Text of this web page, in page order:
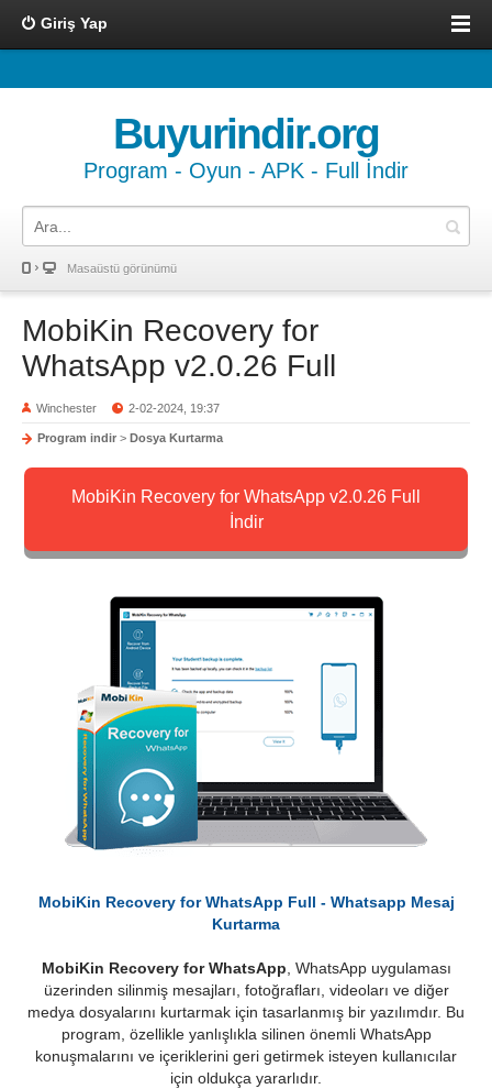
Giriş Yap
Buyurindir.org
Program - Oyun - APK - Full İndir
Masaüstü görünümü
MobiKin Recovery for
WhatsApp v2.0.26 Full
Winchester 2-02-2024, 19:37
Program indir > Dosya Kurtarma
MobiKin Recovery for WhatsApp v2.0.26 Full
İndir
MobiKin Recovery for WhatsApp Full - Whatsapp Mesaj
Kurtarma
MobiKin Recovery for WhatsApp , WhatsApp uygulaması
üzerinden silinmiş mesajları, fotoğrafları, videoları ve diğer
medya dosyalarını kurtarmak için tasarlanmış bir yazılımdır. Bu
program, özellikle yanlışlıkla silinen önemli WhatsApp
konuşmalarını ve içeriklerini geri getirmek isteyen kullanıcılar
için oldukça yararlıdır.